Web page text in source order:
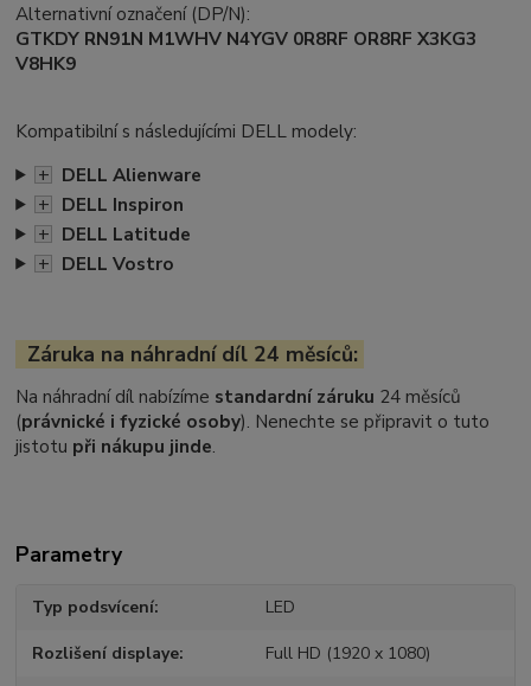
Alternativní označení (DP/N):
GTKDY RN91N M1WHV N4YGV 0R8RF OR8RF X3KG3
V8HK9
Kompatibilní s následujícími DELL modely:
+ DELL Alienware
+ DELL Inspiron
+ DELL Latitude
+ DELL Vostro
Záruka na náhradní díl 24 měsíců:
Na náhradní díl nabízíme standardní záruku 24 měsíců
(právnické i fyzické osoby). Nenechte se připravit o tuto
jistotu při nákupu jinde.
Parametry
Typ podsvícení LED
Rozlišení displaye Full HD (1920 x 1080)